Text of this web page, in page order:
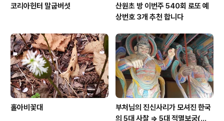
코리아헌터 말굽버섯
산원초 방 이번주 540회 로또 예
상번호 3개 추천 합니다
홀아비꽃대
부처님의 진신사리가 모셔진 한국
의 5대 사찰 => 5대 적멸보궁(寂